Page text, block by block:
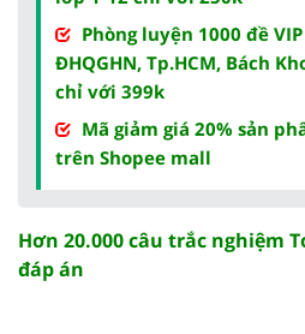
Phòng luyện 1000 đề
ĐHQGHN, Tp.HCM, Bách
chỉ với 399k
Mã giảm giá 20% sản
trên Shopee mall
Hơn 20.000 câu trắc nghiệm
đáp án